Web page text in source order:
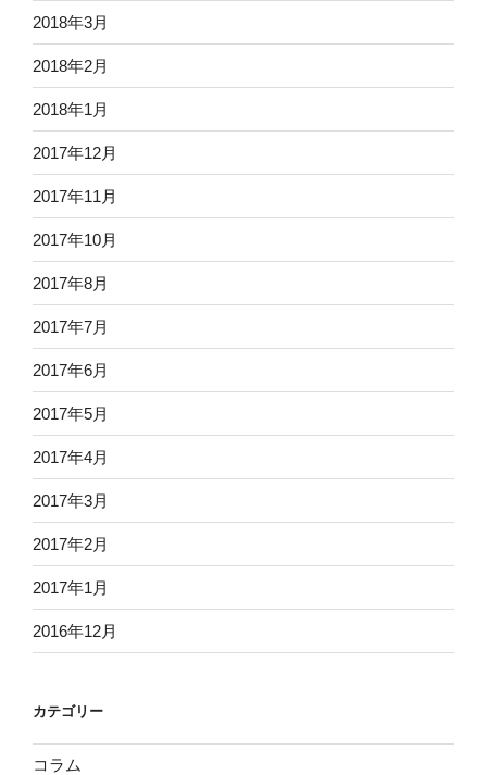
2018年3月
2018年2月
2018年1月
2017年12月
2017年11月
2017年10月
2017年8月
2017年7月
2017年6月
2017年5月
2017年4月
2017年3月
2017年2月
2017年1月
2016年12月
カテゴリー
コラム